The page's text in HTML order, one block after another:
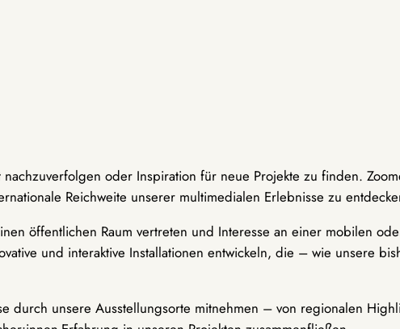
oder Inspiration für neue Projekte zu finden.
Reichweite unserer multimedialen Erlebnisse zu
öffentlichen Raum vertreten und Interesse an einer mobilen
und interaktive Installationen entwickeln, die – wie unsere
durch unsere Ausstellungsorte mitnehmen – von regionalen